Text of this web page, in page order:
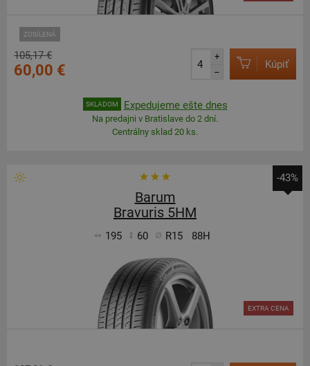
ZOSÍLENÁ
105,17 €
60,00 €
+
–
Kúpiť
SKLADOM Expedujeme ešte dnes
Na predajni v Bratislave do 2 dní.
Centrálny sklad 20 ks.
-43%
Barum
Bravuris 5HM
195 60 R15 88H
EXTRA CENA